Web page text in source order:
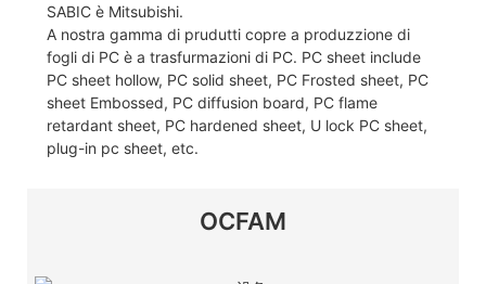
SABIC è Mitsubishi.
A nostra gamma di prudutti copre a produzzione di
fogli di PC è a trasfurmazioni di PC. PC sheet include
PC sheet hollow, PC solid sheet, PC Frosted sheet, PC
sheet Embossed, PC diffusion board, PC flame
retardant sheet, PC hardened sheet, U lock PC sheet,
plug-in pc sheet, etc.
OCFAM